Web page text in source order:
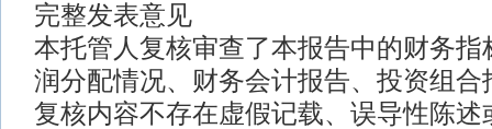
完整发表意见
本托管人复核审查了本报告中的财务指
润分配情况、财务会计报告、投资组合
复核内容不存在虚假记载、误导性陈述